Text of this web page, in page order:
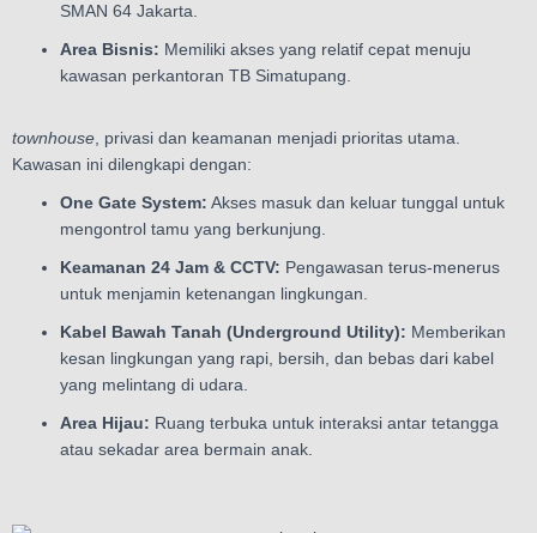
SMAN 64 Jakarta.
Area Bisnis: Memiliki akses yang relatif cepat menuju
kawasan perkantoran TB Simatupang.
townhouse, privasi dan keamanan menjadi prioritas utama.
Kawasan ini dilengkapi dengan:
One Gate System: Akses masuk dan keluar tunggal untuk
mengontrol tamu yang berkunjung.
Keamanan 24 Jam & CCTV: Pengawasan terus-menerus
untuk menjamin ketenangan lingkungan.
Kabel Bawah Tanah (Underground Utility): Memberikan
kesan lingkungan yang rapi, bersih, dan bebas dari kabel
yang melintang di udara.
Area Hijau: Ruang terbuka untuk interaksi antar tetangga
atau sekadar area bermain anak.